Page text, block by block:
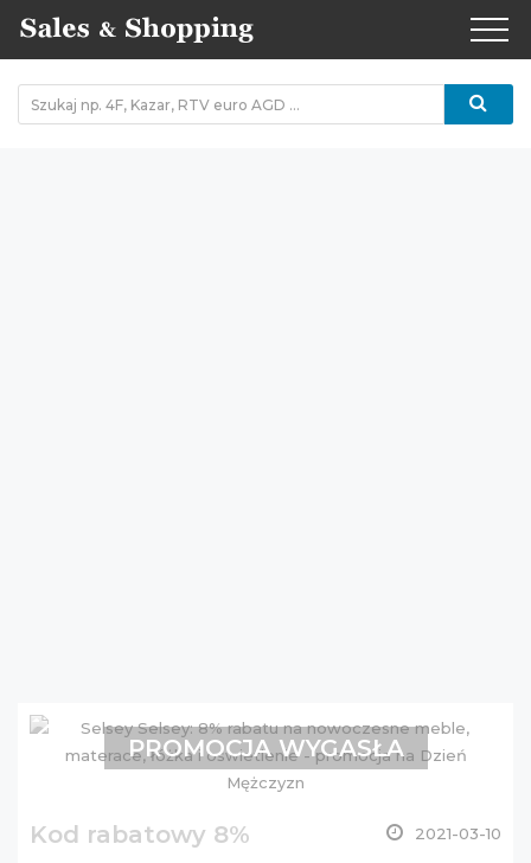
Kod rabatowy 8% 2021-03-10
PROMOCJA WYGASŁA